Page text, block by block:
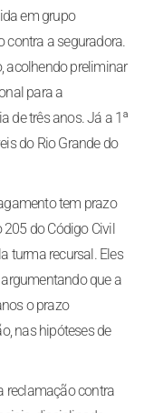
em grupo
contra a seguradora.
acolhendo preliminar
para a
de três anos. Já a 1ª
do Rio Grande do
tem prazo
do Código Civil
turma recursal. Eles
que a
o prazo
nas hipóteses de
reclamação contra